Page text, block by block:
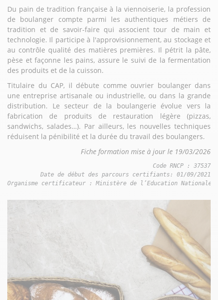
Du pain de tradition française à la viennoiserie, la profession
de boulanger compte parmi les authentiques métiers de
tradition et de savoir-faire qui associent tour de main et
technologie. Il participe à l'approvisionnement, au stockage et
au contrôle qualité des matières premières. Il pétrit la pâte,
pèse et façonne les pains, assure le suivi de la fermentation
des produits et de la cuisson.
Titulaire du CAP, il débute comme ouvrier boulanger dans
une entreprise artisanale ou industrielle, ou dans la grande
distribution. Le secteur de la boulangerie évolue vers la
fabrication de produits de restauration légère (pizzas,
sandwichs, salades…). Par ailleurs, les nouvelles techniques
réduisent la pénibilité et la durée du travail des boulangers.
Fiche formation mise à jour le 19/03/2026
Code RNCP : 37537
Date de début des parcours certifiants: 01/09/2021
Organisme certificateur : Ministère de l’Education Nationale